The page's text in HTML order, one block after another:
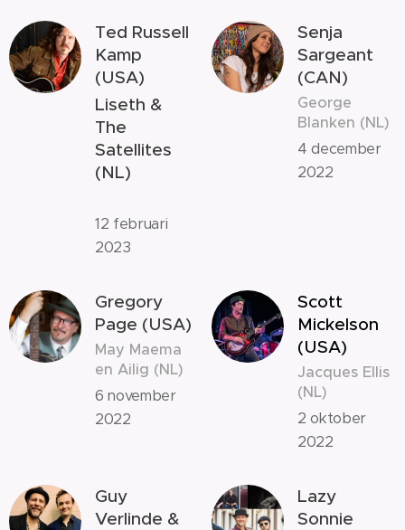
Ted Russell
Kamp
(USA)
Liseth &
The
Satellites
(NL)
12 februari
2023
Senja
Sargeant
(CAN)
George
Blanken (NL)
4 december
2022
Gregory
Page (USA)
May Maema
en Ailig (NL)
6 november
2022
Scott
Mickelson
(USA)
Jacques Ellis
(NL)
2 oktober
2022
Guy
Verlinde &
Lazy
Sonnie